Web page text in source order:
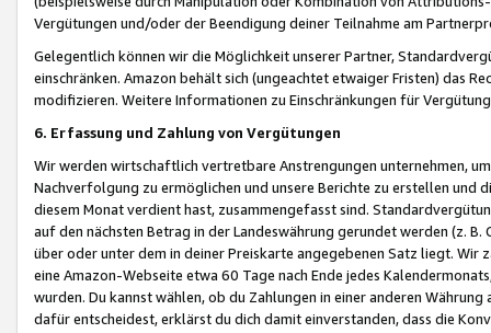
Vergütungen und/oder der Beendigung deiner Teilnahme am
Gelegentlich können wir die Möglichkeit unserer Partner,
einschränken. Amazon behält sich (ungeachtet etwaiger Fristen) das
modifizieren. Weitere Informationen zu Einschränkungen für
6. Erfassung und Zahlung von Vergütungen
Wir werden wirtschaftlich vertretbare Anstrengungen unternehmen,
Nachverfolgung zu ermöglichen und unsere Berichte zu erstellen und
diesem Monat verdient hast, zusammengefasst sind.
auf den nächsten Betrag in der Landeswährung gerundet werden (z.
über oder unter dem in deiner Preiskarte angegebenen Satz liegt.
eine Amazon-Webseite etwa 60 Tage nach Ende jedes
wurden. Du kannst wählen, ob du Zahlungen in einer anderen
dafür entscheidest, erklärst du dich damit einverstanden, dass die